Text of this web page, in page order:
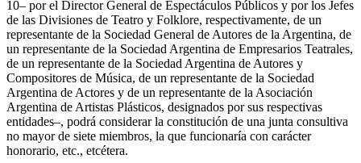
10– por el Director General de Espectáculos Públicos y por los Jefes
de las Divisiones de Teatro y Folklore, respectivamente, de un
representante de la Sociedad General de Autores de la Argentina, de
un representante de la Sociedad Argentina de Empresarios Teatrales,
de un representante de la Sociedad Argentina de Autores y
Compositores de Música, de un representante de la Sociedad
Argentina de Actores y de un representante de la Asociación
Argentina de Artistas Plásticos, designados por sus respectivas
entidades–, podrá considerar la constitución de una junta consultiva
no mayor de siete miembros, la que funcionaría con carácter
honorario, etc., etcétera.